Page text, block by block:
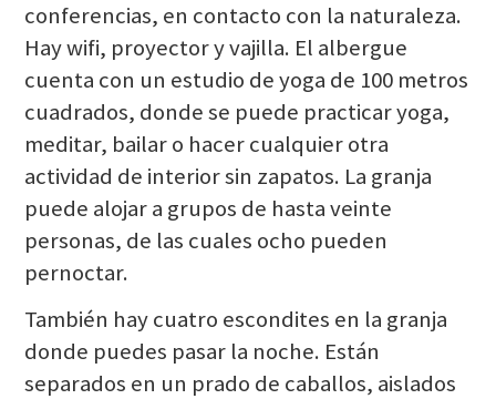
conferencias, en contacto con la naturaleza.
Hay wifi, proyector y vajilla. El albergue
cuenta con un estudio de yoga de 100 metros
cuadrados, donde se puede practicar yoga,
meditar, bailar o hacer cualquier otra
actividad de interior sin zapatos. La granja
puede alojar a grupos de hasta veinte
personas, de las cuales ocho pueden
pernoctar.
También hay cuatro escondites en la granja
donde puedes pasar la noche. Están
separados en un prado de caballos, aislados